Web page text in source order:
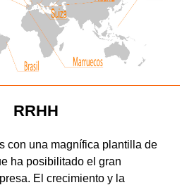
RRHH
con una magnífica plantilla de
ha posibilitado el gran
El crecimiento y la